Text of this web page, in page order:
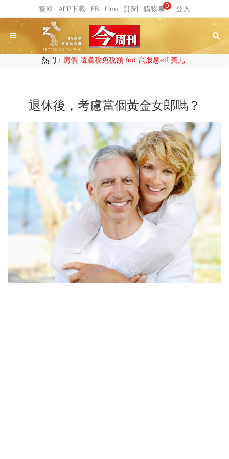
0
熱門： 房價 遺產稅免稅額 fed 高股息etf 美元
退休後，考慮當個黃金女郎嗎？